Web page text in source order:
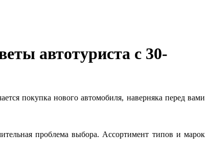
автотуриста с 30-
покупка нового автомобиля, наверняка перед вами
проблема выбора. Ассортимент типов и марок